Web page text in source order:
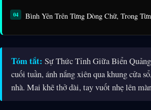
Bình Yên Trên Từng Dòng Chữ, Trong
Tóm tắt: Sự Thức Tỉnh Giữa Biển
cuối tuần, ánh nắng xiên qua khung cửa
nhà. Mai khẽ thở dài, tay vuốt nhẹ lên